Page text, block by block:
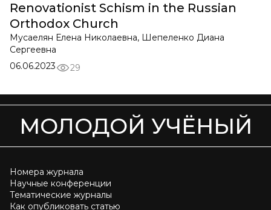
Renovationist Schism in the Russian
Orthodox Church
Мусаелян Елена Николаевна, Шепеленко Диана
Сергеевна
06.06.2023
29
МОЛОДОЙ УЧЁНЫЙ
Номера журнала
Научные конференции
Тематические журналы
Как опубликовать статью